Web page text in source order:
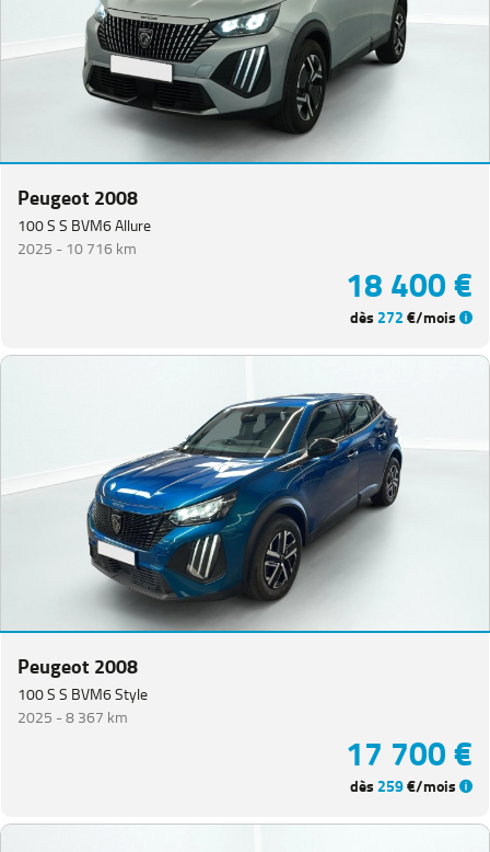
Peugeot 2008
100 S S BVM6 Allure
2025 - 10 716 km
18 400 €
dès 272€/mois
Peugeot 2008
100 S S BVM6 Style
2025 -8 367 km
17 700 €
dès 259€/mois